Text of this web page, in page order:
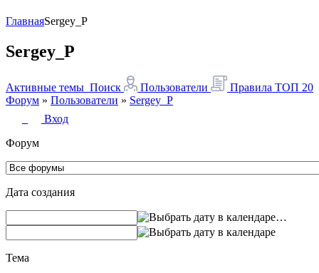
ГлавнаяSergey_P
Sergey_P
Активные темы Поиск Пользователи Правила ТОП 20
Форум » Пользователи » Sergey_P
Вход
Форум
Дата создания
…
Тема